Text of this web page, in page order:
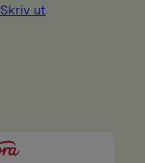
Skriv ut